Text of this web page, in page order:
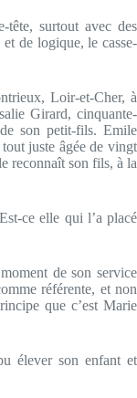
tête, surtout avec des
de logique, le casse-
Loir-et-Cher, à
Girard, cinquante-
son petit-fils. Emile
juste âgée de vingt
reconnaît son fils, à la
ce elle qui l’a placé
de son service
référente, et non
que c’est Marie
élever son enfant et